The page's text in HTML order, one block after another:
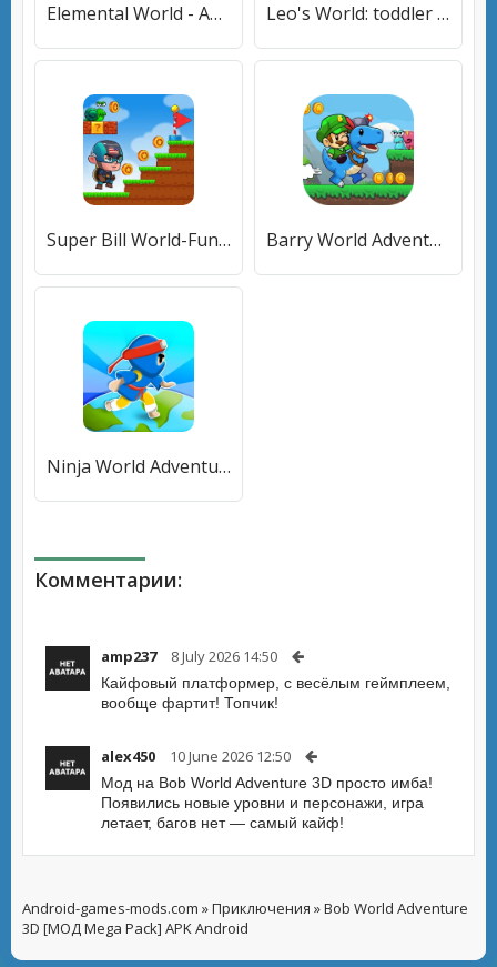
Elemental World - Adventure (Элементал Ворлд) [МОД Все открыто] APK Android Leo's World: toddler adventure [МОД Mega Pack] APK Android
Super Bill World-Fun Adventure (Супер Билл Мир) [МОД Mega Pack] APK Android Barry World Adventure (Барри Всемирное Приключение) [МОД Бесконечные монеты] APK Android
Ninja World Adventure (Ниндзя Ворлд Приключение) [МОД Бесконечные монеты] APK Android
Комментарии:
amp237 8 July 2026 14:50
Кайфовый платформер, с весёлым геймплеем,
вообще фартит! Топчик!
alex450 10 June 2026 12:50
Мод на Bob World Adventure 3D просто имба!
Появились новые уровни и персонажи, игра
летает, багов нет — самый кайф!
Android-games-mods.com »Приключения » Bob World Adventure
3D [МОД Mega Pack] APK Android